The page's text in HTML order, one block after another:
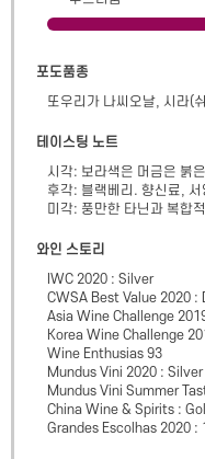
포도품종
또우리가 나씨오날, 시라(
테이스팅 노트
시각: 보라색은 머금은 붉
후각: 블랙베리. 향신료, 서
미각: 풍만한 타닌과 복합
와인 스토리
IWC 2020 : Silver
CWSA Best Value 2020 :
Asia Wine Challenge
Korea Wine Challenge
Wine Enthusias 93
Mundus Vini 2020 : Silver
Mundus Vini Summer
China Wine & Spirits :
Grandes Escolhas 2020 :